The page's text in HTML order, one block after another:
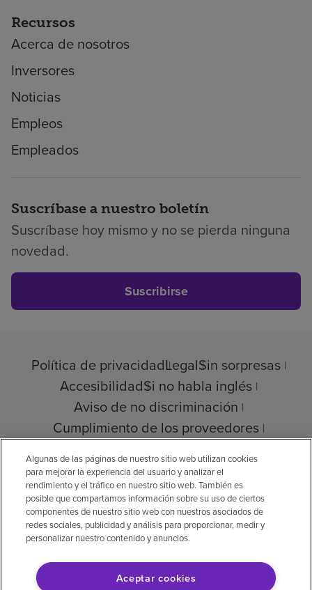
Recursos
Acerca de nosotros
Inversores
Noticias
Empleos
Empleados
Suscríbase a nuestro boletín
Suscríbase hoy mismo y no se pierda ninguna
novedad.
Suscribirse
Política de privacidadLegalSin sorpresas
AccesibilidadSi no habla inglés
Aviso de no discriminación
Cumplimiento de los proveedores
© 2026 Encompass Health Corporation
Preferencias de cookies
Algunas de las páginas de nuestro sitio web utilizan cookies
para mejorar la experiencia del usuario y analizar el
rendimiento y el tráfico en nuestro sitio web. También es
posible que compartamos información sobre su uso de ciertos
componentes de nuestro sitio web con nuestros asociados de
redes sociales, publicidad y análisis para proporcionar, medir y
personalizar nuestro contenido y anuncios.
Aceptar cookies